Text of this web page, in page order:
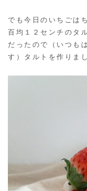
でも今日のいちごは
百均１２センチのタ
だったので（いつも
す）タルトを作りま